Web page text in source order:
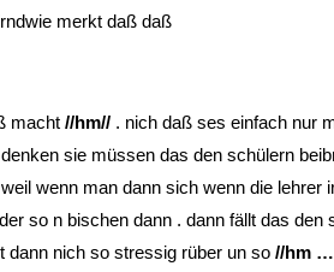
merkt daß daß
macht //hm// . nich daß ses einfach nur
sie müssen das den schülern
wenn man dann sich wenn die lehrer
so n bischen dann . dann fällt das den
dann nich so stressig rüber un so //hm